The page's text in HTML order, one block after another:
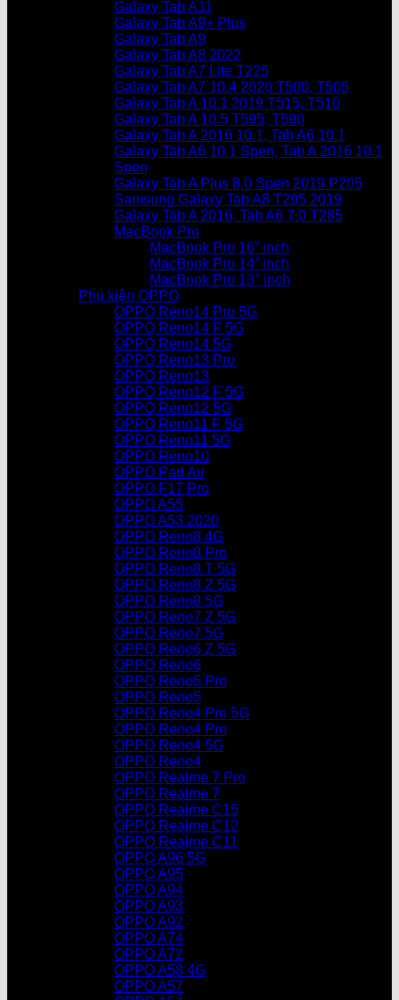
Galaxy Tab A11
Galaxy Tab A9+ Plus
Galaxy Tab A9
Galaxy Tab A8 2022
Galaxy Tab A7 Lite T225
Galaxy Tab A7 10.4 2020 T500, T505
Galaxy Tab A 10.1 2019 T515, T510
Galaxy Tab A 10.5 T595, T590
Galaxy Tab A 2016 10.1, Tab A6 10.1
Galaxy Tab A6 10.1 Spen, Tab A 2016 10.1
Spen
Galaxy Tab A Plus 8.0 Spen 2019 P205
Samsung Galaxy Tab A8 T295 2019
Galaxy Tab A 2016, Tab A6 7.0 T285
MacBook Pro
MacBook Pro 16” inch
MacBook Pro 14” inch
MacBook Pro 13″ inch
Phụ kiện OPPO
OPPO Reno14 Pro 5G
OPPO Reno14 F 5G
OPPO Reno14 5G
OPPO Reno13 Pro
OPPO Reno13
OPPO Reno12 F 5G
OPPO Reno12 5G
OPPO Reno11 F 5G
OPPO Reno11 5G
OPPO Reno10
OPPO Pad Air
OPPO F17 Pro
OPPO A55
OPPO A53 2020
OPPO Reno8 4G
OPPO Reno8 Pro
OPPO Reno8 T 5G
OPPO Reno8 Z 5G
OPPO Reno8 5G
OPPO Reno7 Z 5G
OPPO Reno7 5G
OPPO Reno6 Z 5G
OPPO Reno6
OPPO Reno5 Pro
OPPO Reno5
OPPO Reno4 Pro 5G
OPPO Reno4 Pro
OPPO Reno4 5G
OPPO Reno4
OPPO Realme 7 Pro
OPPO Realme 7
OPPO Realme C15
OPPO Realme C12
OPPO Realme C11
OPPO A96 5G
OPPO A95
OPPO A94
OPPO A93
OPPO A92
OPPO A74
OPPO A72
OPPO A58 4G
OPPO A57